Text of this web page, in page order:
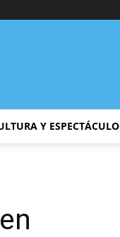
Y ESPECTÁCULO